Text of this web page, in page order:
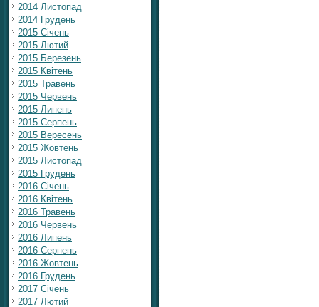
2014 Листопад
2014 Грудень
2015 Січень
2015 Лютий
2015 Березень
2015 Квітень
2015 Травень
2015 Червень
2015 Липень
2015 Серпень
2015 Вересень
2015 Жовтень
2015 Листопад
2015 Грудень
2016 Січень
2016 Квітень
2016 Травень
2016 Червень
2016 Липень
2016 Серпень
2016 Жовтень
2016 Грудень
2017 Січень
2017 Лютий